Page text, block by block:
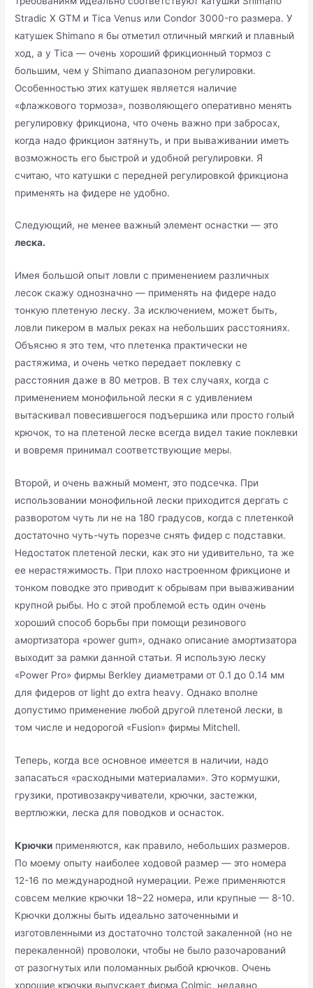
Stradic X GTM и Tica Venus или Condor 3000-го размера. У
катушек Shimano я бы отметил отличный мягкий и плавный
ход, а у Tica — очень хороший фрикционный тормоз с
большим, чем у Shimano диапазоном регулировки.
Особенностью этих катушек является наличие
«флажкового тормоза», позволяющего оперативно менять
регулировку фрикциона, что очень важно при забросах,
когда надо фрикцион затянуть, и при вываживании иметь
возможность его быстрой и удобной регулировки. Я
считаю, что катушки с передней регулировкой фрикциона
применять на фидере не удобно.
Следующий, не менее важный элемент оснастки — это
леска.
Имея большой опыт ловли с применением различных
лесок скажу однозначно — применять на фидере надо
тонкую плетеную леску. За исключением, может быть,
ловли пикером в малых реках на небольших расстояниях.
Объясню я это тем, что плетенка практически не
растяжима, и очень четко передает поклевку с
расстояния даже в 80 метров. В тех случаях, когда с
применением монофильной лески я с удивлением
вытаскивал повесившегося подъершика или просто голый
крючок, то на плетеной леске всегда видел такие поклевки
и вовремя принимал соответствующие меры.
Второй, и очень важный момент, это подсечка. При
использовании монофильной лески приходится дергать с
разворотом чуть ли не на 180 градусов, когда с плетенкой
достаточно чуть-чуть порезче снять фидер с подставки.
Недостаток плетеной лески, как это ни удивительно, та же
ее нерастяжимость. При плохо настроенном фрикционе и
тонком поводке это приводит к обрывам при вываживании
крупной рыбы. Но с этой проблемой есть один очень
хороший способ борьбы при помощи резинового
амортизатора «power gum», однако описание амортизатора
выходит за рамки данной статьи. Я использую леску
«Power Pro» фирмы Berkley диаметрами от 0.1 до 0.14 мм
для фидеров от light до extra heavy. Однако вполне
допустимо применение любой другой плетеной лески, в
том числе и недорогой «Fusion» фирмы Mitchell.
Теперь, когда все основное имеется в наличии, надо
запасаться «расходными материалами». Это кормушки,
грузики, противозакручиватели, крючки, застежки,
вертлюжки, леска для поводков и оснасток.
Крючки применяются, как правило, небольших размеров.
По моему опыту наиболее ходовой размер — это номера
12-16 по международной нумерации. Реже применяются
совсем мелкие крючки 18~22 номера, или крупные — 8-10.
Крючки должны быть идеально заточенными и
изготовленными из достаточно толстой закаленной (но не
перекаленной) проволоки, чтобы не было разочарований
от разогнутых или поломанных рыбой крючков. Очень
хорошие крючки выпускает фирма Colmic, недавно